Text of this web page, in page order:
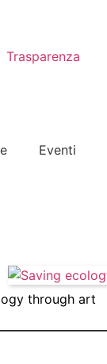
Trasparenza
Eventi
through art